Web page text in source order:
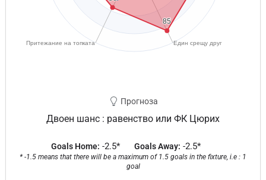
Прогноза
Двоен шанс : равенство или ФК Цюрих
Goals Home: -2.5* Goals Away: -2.5*
* -1.5 means that there will be a maximum of 1.5 goals in the fixture, i.e : 1
goal